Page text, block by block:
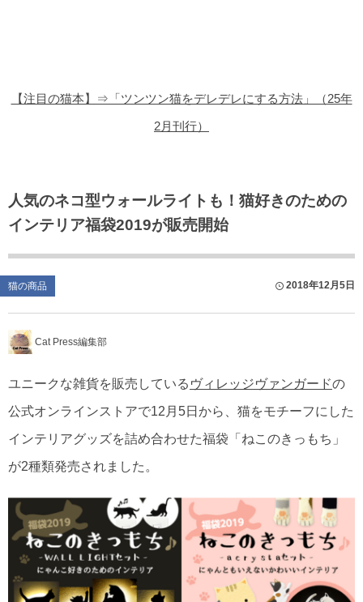
【注目の猫本】⇒「ツンツン猫をデレデレにする方法」（25年
2月刊行）
人気のネコ型ウォールライトも！猫好きのための
インテリア福袋2019が販売開始
猫の商品 2018年12月5日
Cat Press編集部
ユニークな雑貨を販売している ヴィレッジヴァンガードの
公式オンラインストアで12月5日から、猫をモチーフにした
インテリアグッズを詰め合わせた福袋「ねこのきっもち」
が2種類発売されました。
猫のゲーム・アプリ
猫のフリー写真素材